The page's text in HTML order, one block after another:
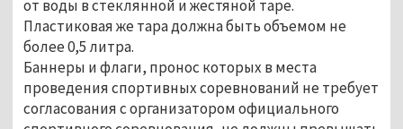
от воды в стеклянной и жестяной таре.
Пластиковая же тара должна быть объемом не
более 0,5 литра.
Баннеры и флаги, пронос которых в места
проведения спортивных соревнований не требует
согласования с организатором официального